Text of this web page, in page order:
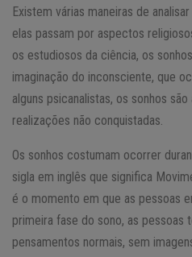
Existem várias maneiras de
elas passam por aspectos
os estudiosos da ciência, os
imaginação do inconsciente, que
alguns psicanalistas, os sonhos
realizações não conquistadas.
Os sonhos costumam ocorrer
sigla em inglês que significa
é o momento em que as pessoas
primeira fase do sono, as pessoas
pensamentos normais, sem